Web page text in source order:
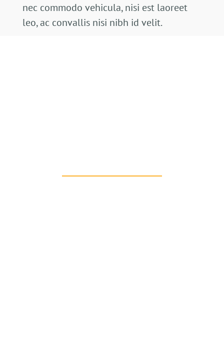
nec commodo vehicula, nisi est laoreet
leo, ac convallis nisi nibh id velit.